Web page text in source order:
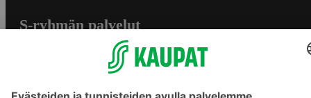
S-ryhmän palvelut